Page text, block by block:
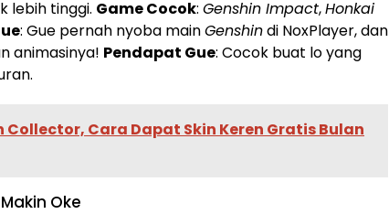
lebih tinggi. Game Cocok: Genshin Impact,Honkai
: Gue pernah nyoba mainGenshindi NoxPlayer, dan
animasinya! Pendapat Gue: Cocok buat lo yang
Collector, Cara Dapat Skin Keren Gratis Bulan
Oke